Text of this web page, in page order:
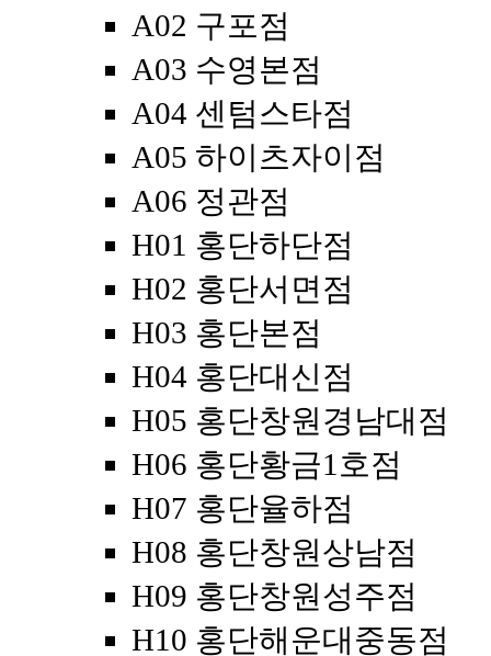
A02 구포점
A03 수영본점
A04 센텀스타점
A05 하이츠자이점
A06 정관점
H01 홍단하단점
H02 홍단서면점
H03 홍단본점
H04 홍단대신점
H05 홍단창원경남대점
H06 홍단황금1호점
H07 홍단율하점
H08 홍단창원상남점
H09 홍단창원성주점
H10 홍단해운대중동점